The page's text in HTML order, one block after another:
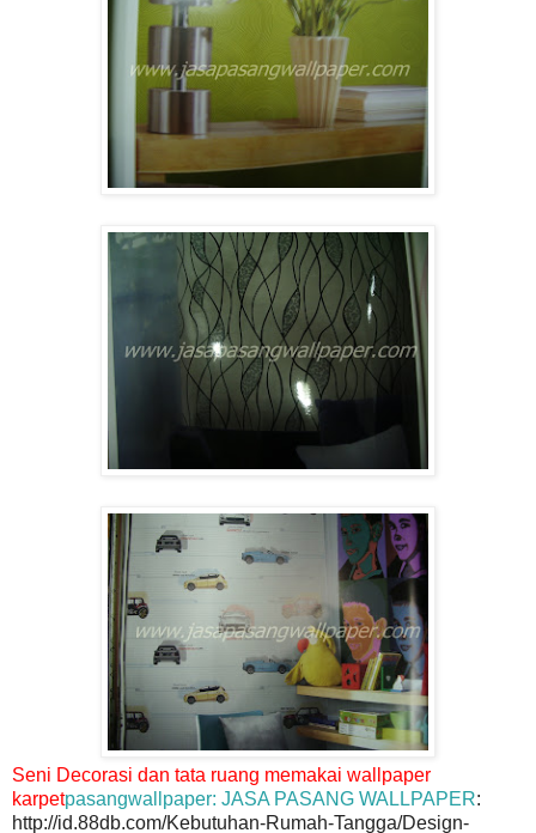
Seni Decorasi dan tata ruang memakai wallpaper
karpetpasangwallpaper: JASA PASANG WALLPAPER:
http://id.88db.com/Kebutuhan-Rumah-Tangga/Design-